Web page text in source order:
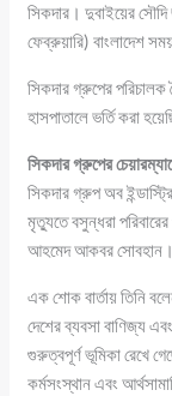
সিকদার। দুবাইয়ের সৌদি
ফেব্রুয়ারি) বাংলাদেশ
সিকদার গ্রুপের
হাসপাতালে ভর্তি করা
সিকদার গ্রুপের
সিকদার গ্রুপ অব
মৃত্যুতে বসুন্ধরা
আহমেদ আকবর সোবহান।
এক শোক বার্তায় তিনি
দেশের ব্যবসা বাণিজ্য
গুরুত্বপূর্ণ ভূমিকা রেখে
কর্মসংস্থান এবং